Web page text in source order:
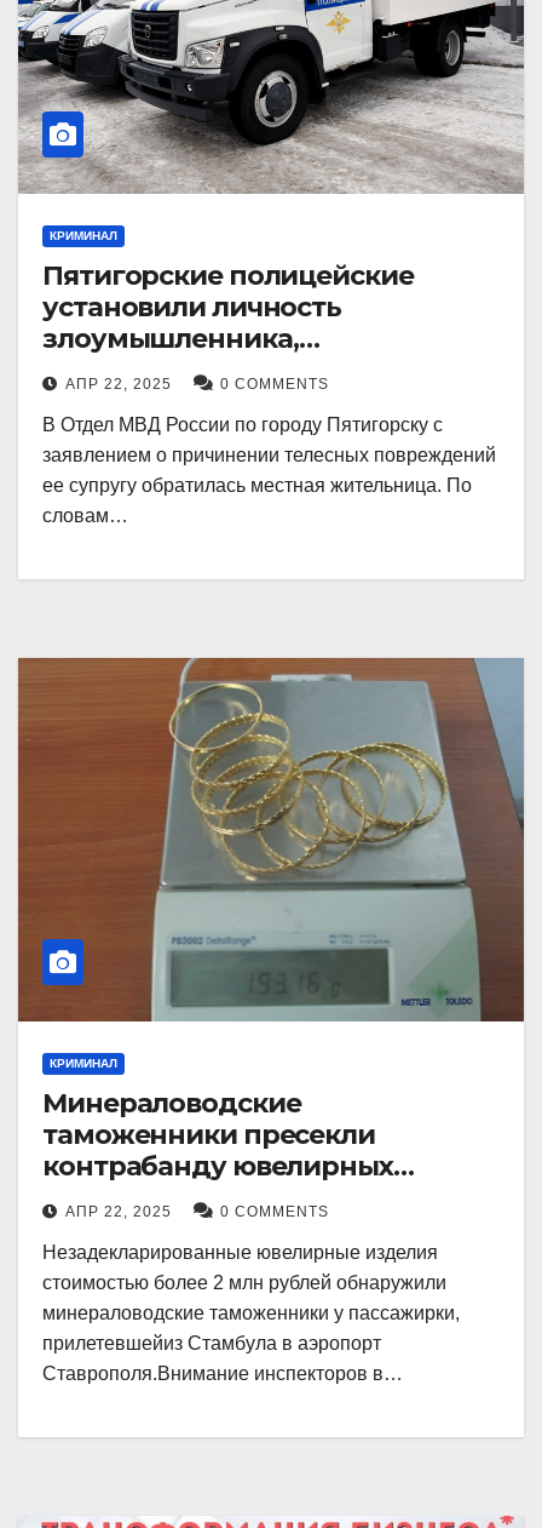
КРИМИНАЛ
Пятигорские полицейские
установили личность
злоумышленника,
причинившего телесные
повреждения местному жителю
АПР 22, 2025 0 COMMENTS
В Отдел МВД России по городу Пятигорску с
заявлением о причинении телесных повреждений
ее супругу обратилась местная жительница. По
словам…
КРИМИНАЛ
Минераловодские
таможенники пресекли
контрабанду ювелирных
изделий на 2 млн рублей
АПР 22, 2025 0 COMMENTS
Незадекларированные ювелирные изделия
стоимостью более 2 млн рублей обнаружили
минераловодские таможенники у пассажирки,
прилетевшейиз Стамбула в аэропорт
Ставрополя.Внимание инспекторов в…